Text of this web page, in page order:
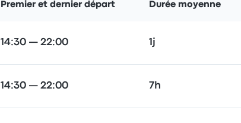
Premier et dernier départ Durée moyenne
14:30 — 22:00 1j
14:30 — 22:00 7h